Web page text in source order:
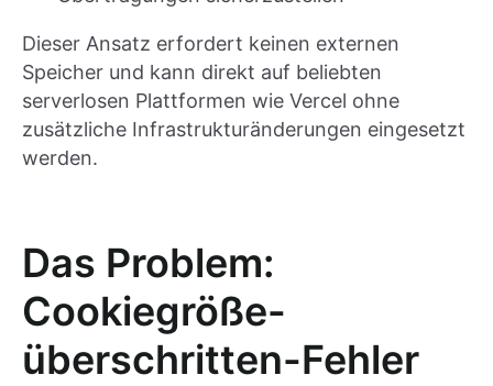
Dieser Ansatz erfordert keinen externen
Speicher und kann direkt auf beliebten
serverlosen Plattformen wie Vercel ohne
zusätzliche Infrastrukturänderungen eingesetzt
werden.
Das Problem:
Cookiegröße-
überschritten-Fehler